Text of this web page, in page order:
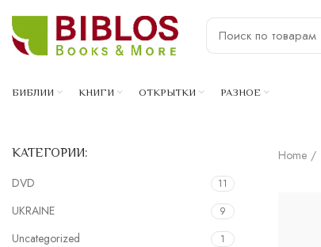
БИБЛИИ КНИГИ ОТКРЫТКИ РАЗНОЕ
КАТЕГОРИИ:
DVD 11
UKRAINE 9
Uncategorized 1
Home